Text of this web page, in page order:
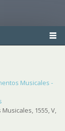
Musicales -
1555, V,